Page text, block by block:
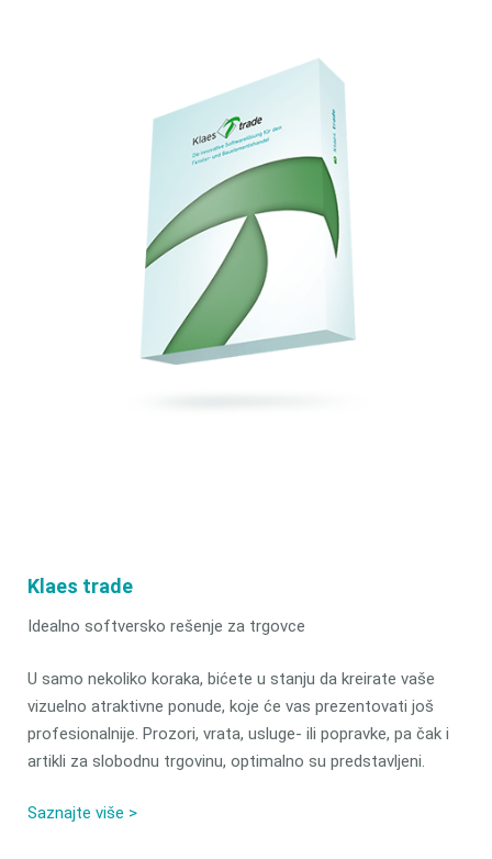
Klaes trade
Idealno softversko rešenje za trgovce
U samo nekoliko koraka, bićete u stanju da kreirate vaše
vizuelno atraktivne ponude, koje će vas prezentovati još
profesionalnije. Prozori, vrata, usluge- ili popravke, pa čak i
artikli za slobodnu trgovinu, optimalno su predstavljeni.
Saznajte više >